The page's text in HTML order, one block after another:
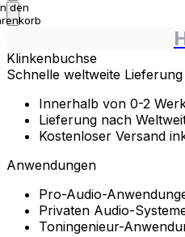
den
Klinkenbuchse
Schnelle weltweite Lieferung
Innerhalb von 0-2
Lieferung nach
Kostenloser Versand
Anwendungen
Pro-Audio-
Privaten Audio-
Toningenieur-